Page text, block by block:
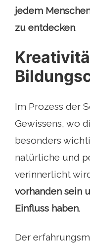
jedem
zu entdecken.
Im Prozess der
Gewissens, wo
besonders
natürliche und
verinnerlicht
vorhanden sein
Einfluss haben.
Der